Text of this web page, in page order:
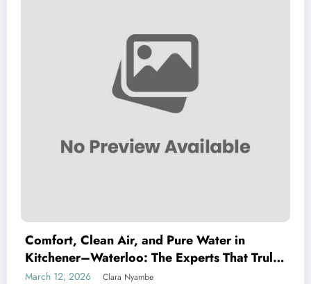
Comfort, Clean Air, and Pure Water in
Kitchener–Waterloo: The Experts That Truly
Care
March 12, 2026 Clara Nyambe